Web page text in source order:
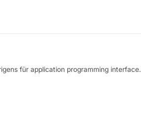
für application programming interface.